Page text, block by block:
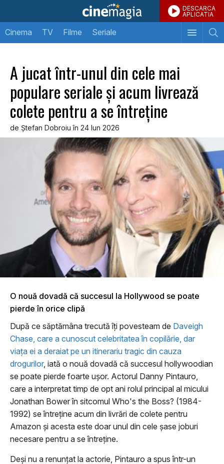
DESCARCA
APLICATIA
Cinema TV Filme Seriale
A jucat într-unul din cele mai
populare seriale şi acum livrează
colete pentru a se întreţine
de Ştefan Dobroiu în 24 Iun 2026
O nouă dovadă că succesul la Hollywood se poate
pierde în orice clipă
După ce săptămâna trecută îţi povesteam de Daveigh
Chase, care a cunoscut celebritatea în copilărie, dar
viaţa ei a deraiat pe un itinerariu tragic din cauza
drogurilor, iată o nouă dovadă că succesul hollywoodian
se poate pierde foarte uşor. Actorul Danny Pintauro,
care a interpretat timp de opt ani rolul principal al micului
Jonathan Bower în sitcomul Who's the Boss? (1984-
1992) se întreţine acum din livrări de colete pentru
Amazon şi acesta este doar unul din cele şase joburi
necesare pentru a se întreţine.
Deşi nu a renunţat la actorie, Pintauro a spus într-un